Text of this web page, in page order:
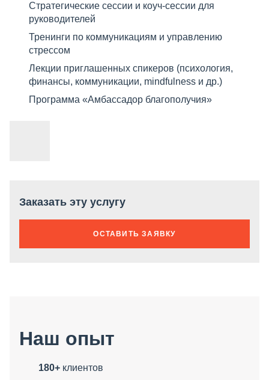
Стратегические сессии и коуч-сессии для
руководителей
Тренинги по коммуникациям и управлению
стрессом
Лекции приглашенных спикеров (психология,
финансы, коммуникации, mindfulness и др.)
Программа «Амбассадор благополучия»
Заказать эту услугу
ОСТАВИТЬ ЗАЯВКУ
Наш опыт
180+ клиентов